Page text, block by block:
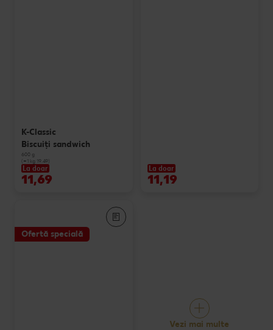
K-Classic
Biscuiți sandwich
600 g
(=1 kg 19.49)
La doar
11,69
La doar
11,19
Ofertă specială
Vezi mai multe